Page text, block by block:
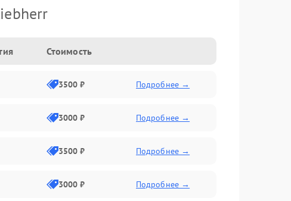
Стоимость
3500 ₽ Подробнее →
3000 ₽ Подробнее →
3500 ₽ Подробнее →
3000 ₽ Подробнее →